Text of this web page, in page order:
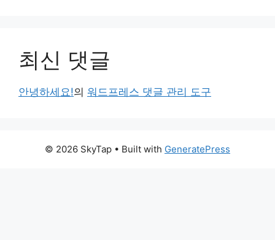
최신 댓글
안녕하세요!의 워드프레스 댓글 관리 도구
© 2026 SkyTap • Built with GeneratePress